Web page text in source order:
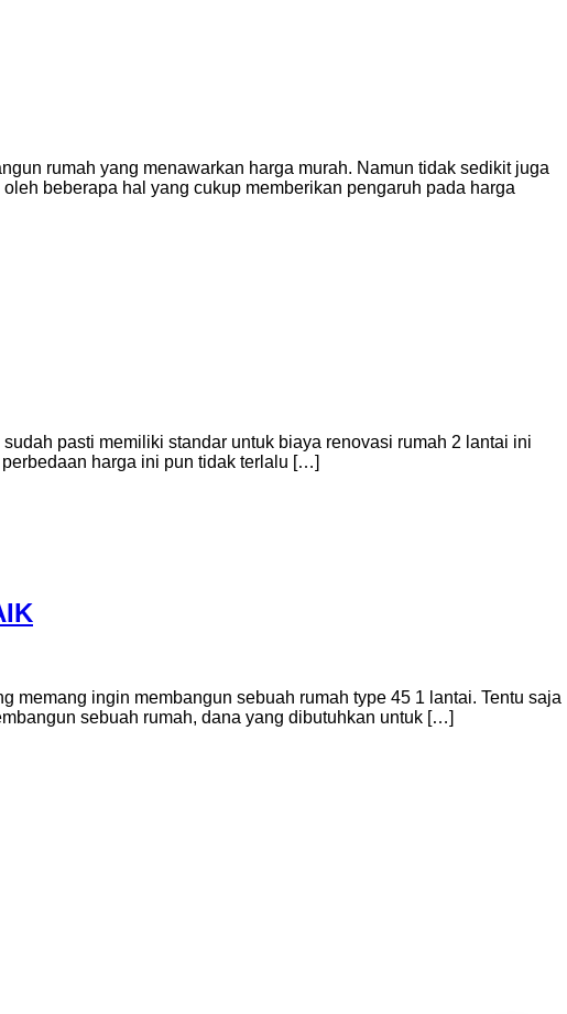
rumah yang menawarkan harga murah. Namun tidak sedikit juga
beberapa hal yang cukup memberikan pengaruh pada harga
pasti memiliki standar untuk biaya renovasi rumah 2 lantai ini
harga ini pun tidak terlalu […]
memang ingin membangun sebuah rumah type 45 1 lantai. Tentu saja
sebuah rumah, dana yang dibutuhkan untuk […]